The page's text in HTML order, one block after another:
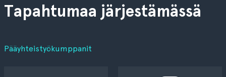
Tapahtumaa järjestämässä
Pääyhteistyökumppanit